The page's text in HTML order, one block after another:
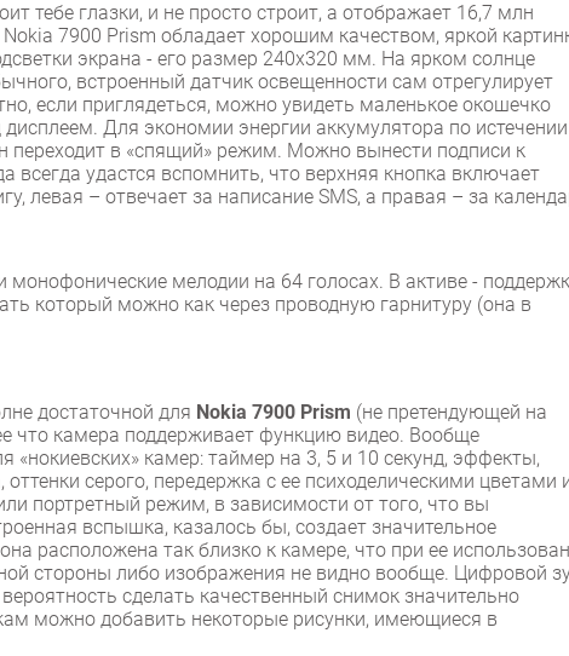
тебе глазки, и не просто строит, а отображает 16,7 млн
7900 Prism обладает хорошим качеством, яркой
экрана - его размер 240x320 мм. На ярком солнце
встроенный датчик освещенности сам отрегулирует
если приглядеться, можно увидеть маленькое окошечко
Для экономии энергии аккумулятора по истечении
переходит в «спящий» режим. Можно вынести подписи к
всегда удастся вспомнить, что верхняя кнопка включает
левая – отвечает за написание SMS, а правая – за
мелодии на 64 голосах. В активе -
который можно как через проводную гарнитуру (она в
достаточной для Nokia 7900 Prism (не претендующей на
что камера поддерживает функцию видео. Вообще
«нокиевских» камер: таймер на 3, 5 и 10 секунд, эффекты,
серого, передержка с ее психоделическими цветами
портретный режим, в зависимости от того, что вы
вспышка, казалось бы, создает значительное
расположена так близко к камере, что при ее
стороны либо изображения не видно вообще. Цифровой
сделать качественный снимок значительно
можно добавить некоторые рисунки, имеющиеся в